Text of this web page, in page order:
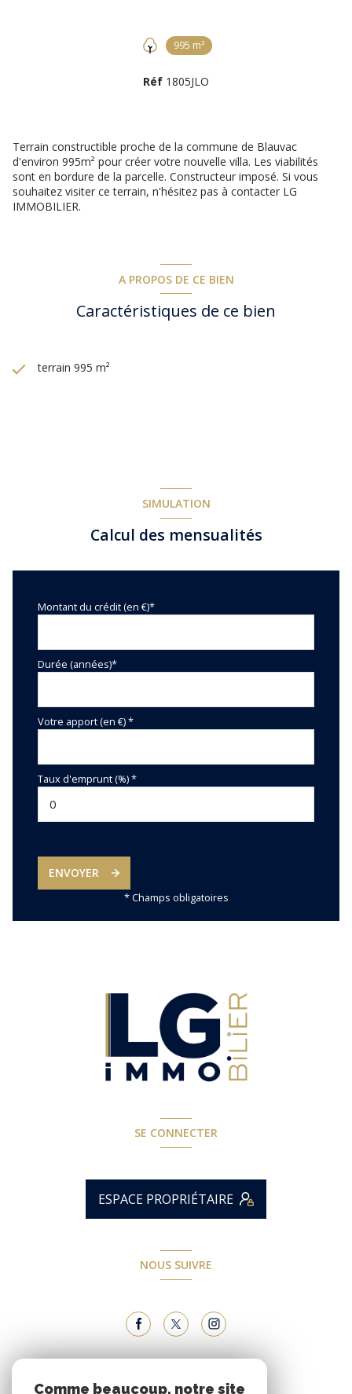
995 m²
Réf 1805JLO
Terrain constructible proche de la commune de Blauvac
d'environ 995m² pour créer votre nouvelle villa. Les viabilités
sont en bordure de la parcelle. Constructeur imposé. Si vous
souhaitez visiter ce terrain, n'hésitez pas à contacter LG
IMMOBILIER.
A PROPOS DE CE BIEN
Caractéristiques de ce bien
terrain 995 m²
SIMULATION
Calcul des mensualités
Montant du crédit (en €)*
Durée (années)*
Votre apport (en €) *
Taux d'emprunt (%) *
ENVOYER
* Champs obligatoires
SE CONNECTER
ESPACE PROPRIÉTAIRE
NOUS SUIVRE
NOUS ADHÉRONS
Comme beaucoup, notre site